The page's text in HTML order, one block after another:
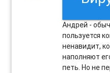
Андрей -
пользуется
ненавидит,
наполняют
петь. Но не